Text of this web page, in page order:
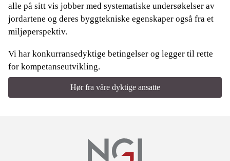
alle på sitt vis jobber med systematiske undersøkelser av
jordartene og deres byggtekniske egenskaper også fra et
miljøperspektiv.
Vi har konkurransedyktige betingelser og legger til rette
for kompetanseutvikling.
Hør fra våre dyktige ansatte